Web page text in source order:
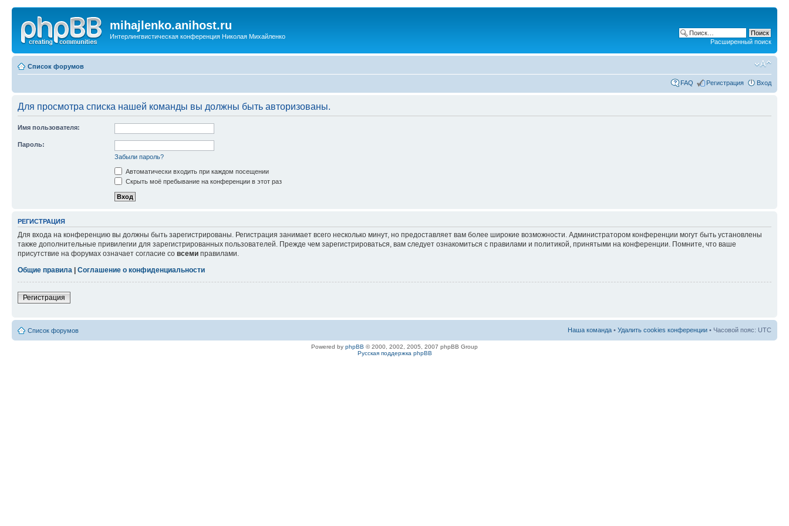
mihajlenko.anihost.ru
Интерлингвистическая конференция Николая Михайленко
Расширенный поиск
Список форумов
FAQ Регистрация Вход
Для просмотра списка нашей команды вы должны быть авторизованы.
Имя пользователя:
Пароль:
Забыли пароль?
Автоматически входить при каждом посещении
Скрыть моё пребывание на конференции в этот раз
РЕГИСТРАЦИЯ
Для входа на конференцию вы должны быть зарегистрированы. Регистрация занимает всего несколько минут, но предоставляет вам более широкие возможности. Администратором конференции могут быть установлены
также дополнительные привилегии для зарегистрированных пользователей. Прежде чем зарегистрироваться, вам следует ознакомиться с правилами и политикой, принятыми на конференции. Помните, что ваше
присутствие на форумах означает согласие со всеми правилами.
Общие правила
Соглашение о конфиденциальности
Регистрация
Список форумов Наша команда • Удалить cookies конференции • Часовой пояс: UTC
Powered by phpBB © 2000, 2002, 2005, 2007 phpBB Group
Русская поддержка phpBB